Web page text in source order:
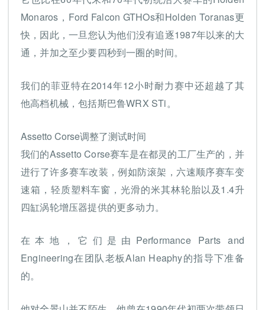
Monaros，Ford Falcon GTHOs和Holden Toranas更
快，因此，一旦您认为他们没有追逐1987年以来的大
通，并加之至少要四秒到一圈的时间。
我们的菲亚特在2014年12小时耐力赛中还超越了其
他高档机械，包括斯巴鲁WRX STi。
Assetto Corse调整了测试时间
我们的Assetto Corse赛车是在都灵的工厂生产的，并
进行了许多赛车改装，例如防滚架，六速顺序赛车变
速箱，轻质塑料车窗，光滑的米其林轮胎以及1.4升
四缸涡轮增压器提供的更多动力。
在本地，它们是由Performance Parts and
Engineering在团队老板Alan Heaphy的指导下准备
的。